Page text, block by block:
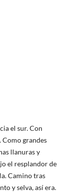
el sur. Con
Como grandes
llanuras y
el resplandor de
Camino tras
y selva, así era.